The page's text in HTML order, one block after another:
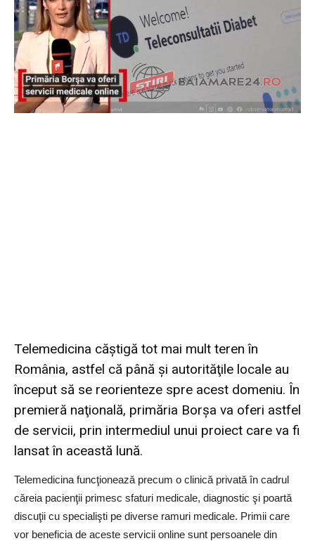
Telemedicina căştigă tot mai mult teren în
România, astfel că până şi autorităţile locale au
început să se reorienteze spre acest domeniu. În
premieră naţională, primăria Borşa va oferi astfel
de servicii, prin intermediul unui proiect care va fi
lansat în această lună.
Telemedicina funcţionează precum o clinică privată în cadrul
căreia pacienţii primesc sfaturi medicale, diagnostic şi poartă
discuţii cu specialişti pe diverse ramuri medicale. Primii care
vor beneficia de aceste servicii online sunt persoanele din